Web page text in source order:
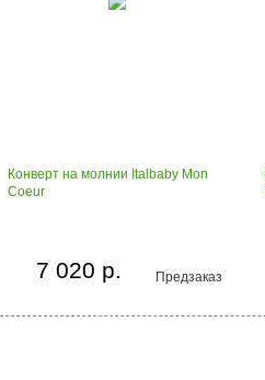
Конверт на молнии Italbaby Mon
Coeur
Предзаказ
7 020 р.